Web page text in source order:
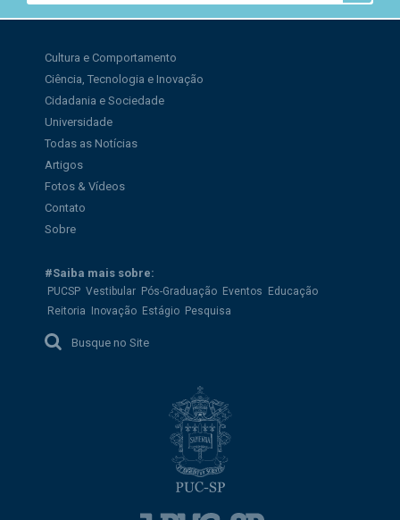
Cultura e Comportamento
Ciência, Tecnologia e Inovação
Cidadania e Sociedade
Universidade
Todas as Notícias
Artigos
Fotos & Vídeos
Contato
Sobre
#Saiba mais sobre:
PUCSP Vestibular Pós-Graduação Eventos
Educação
Reitoria
Inovação Estágio Pesquisa
Busque no Site